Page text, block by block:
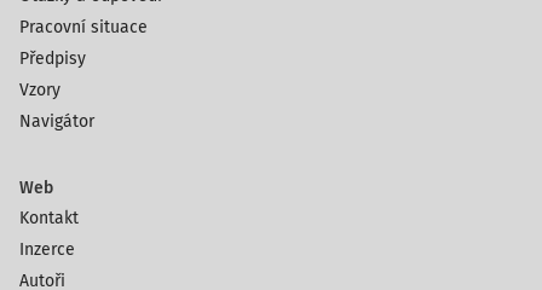
Pracovní situace
Předpisy
Vzory
Navigátor
Web
Kontakt
Inzerce
Autoři